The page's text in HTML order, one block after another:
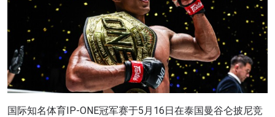
国际知名体育IP-ONE冠军赛于5月16日在泰国曼谷仑披尼竞